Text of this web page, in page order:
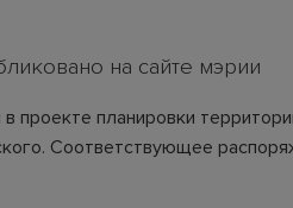
на сайте мэрии
проекте планировки
Соответствующее